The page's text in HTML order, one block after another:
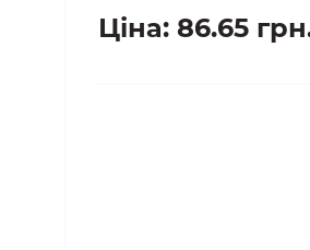
Ціна: 86.65